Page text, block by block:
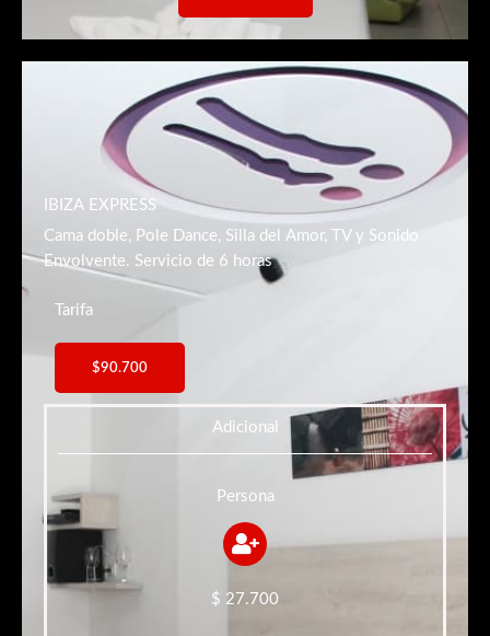
IBIZA EXPRESS
Cama doble, Pole Dance, Silla del Amor, TV y Sonido
Envolvente. Servicio de 6 horas
Tarifa
$90.700
Adicional
Persona
$ 27.700